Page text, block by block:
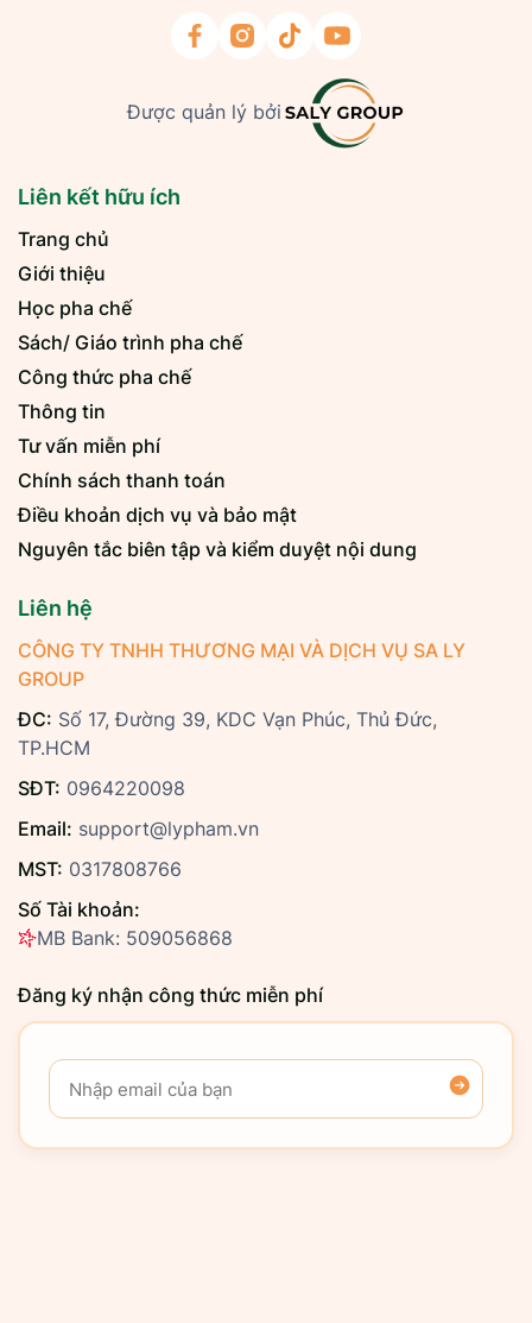
Được quản lý bởi
Liên kết hữu ích
Trang chủ
Giới thiệu
Học pha chế
Sách/ Giáo trình pha chế
Công thức pha chế
Thông tin
Tư vấn miễn phí
Chính sách thanh toán
Điều khoản dịch vụ và bảo mật
Nguyên tắc biên tập và kiểm duyệt nội dung
Liên hệ
CÔNG TY TNHH THƯƠNG MẠI VÀ DỊCH VỤ SA LY
GROUP
ĐC: Số 17, Đường 39, KDC Vạn Phúc, Thủ Đức,
TP.HCM
SĐT: 0964220098
Email: support@lypham.vn
MST: 0317808766
Số Tài khoản:
MB Bank: 509056868
Đăng ký nhận công thức miễn phí